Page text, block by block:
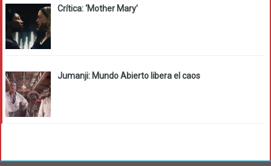
Crítica: ‘Mother Mary’
Jumanji: Mundo Abierto libera el caos